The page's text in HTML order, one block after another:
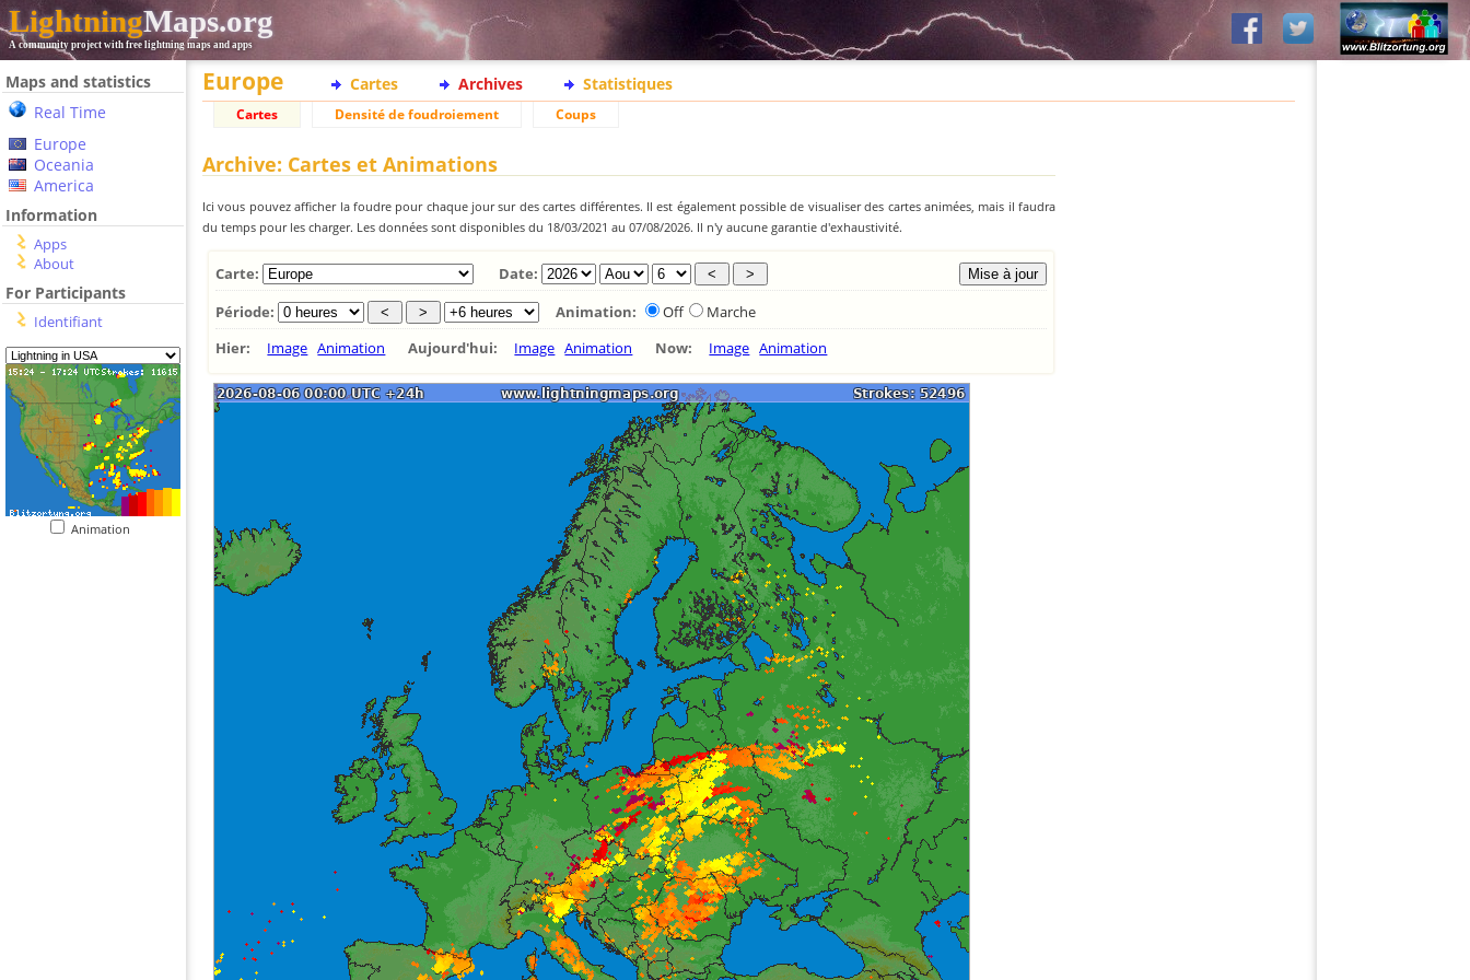
LightningMaps.org
A community project with free lightning maps and apps
Maps and statistics
Real Time
Europe
Oceania
America
Information
Apps
About
For Participants
Identifiant
Animation
Europe Cartes Archives Statistiques
Cartes Densité de foudroiement Coups
Archive: Cartes et Animations
Ici vous pouvez afficher la foudre pour chaque jour sur des cartes différentes. Il est également possible de visualiser des cartes animées, mais il faudra
du temps pour les charger. Les données sont disponibles du 18/03/2021 au 07/08/2026. Il n'y aucune garantie d'exhaustivité.
Carte:
Date:
Période:
Animation: Off
Marche
Hier:
Image Animation Aujourd'hui: Image Animation Now: Image Animation